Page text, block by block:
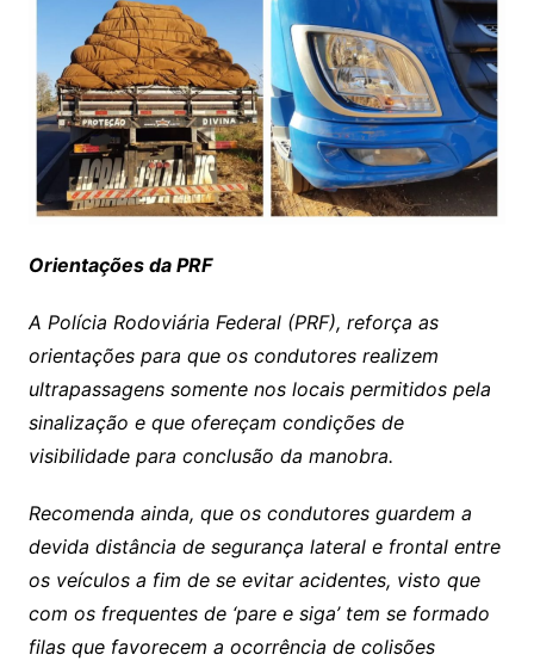
Orientações da PRF
A Polícia Rodoviária Federal (PRF), reforça as
orientações para que os condutores realizem
ultrapassagens somente nos locais permitidos pela
sinalização e que ofereçam condições de
visibilidade para conclusão da manobra.
Recomenda ainda, que os condutores guardem a
devida distância de segurança lateral e frontal entre
os veículos a fim de se evitar acidentes, visto que
com os frequentes de ‘pare e siga’ tem se formado
filas que favorecem a ocorrência de colisões